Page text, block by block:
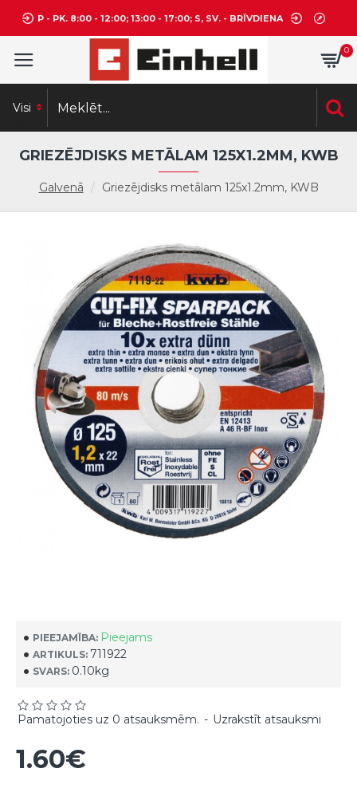
P - PK. 8:00 - 12:00; 13:00 - 17:00; S, SV. - BRĪVDIENA
0
Visi
Galvenā Griezējdisks metālam 125x1.2mm, KWB
GRIEZĒJDISKS METĀLAM 125X1.2MM, KWB
PIEEJAMĪBA: Pieejams
ARTIKULS: 711922
SVARS: 0.10kg
Pamatojoties uz 0 atsauksmēm. - Uzrakstīt atsauksmi
1.60€